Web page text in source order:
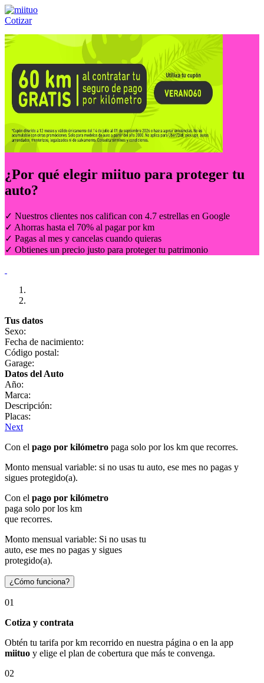
Cotizar
Llámanos al:(55) 84-21-05-00 ó
¿Por qué elegir miituo para proteger tu
auto?
✓ Nuestros clientes nos califican con 4.7 estrellas en Google
✓ Ahorras hasta el 70% al pagar por km
✓ Pagas al mes y cancelas cuando quieras
✓ Obtienes un precio justo para proteger tu patrimonio
Tus datos
Sexo:
Fecha de nacimiento:
Código postal:
Garage:
Datos del Auto
Año:
Marca:
Descripción:
Placas:
Next
Con el pago por kilómetro paga solo por los km que recorres.
Monto mensual variable: si no usas tu auto, ese mes no pagas y
sigues protegido(a).
Con el pago por kilómetro
paga solo por los km
que recorres.
Monto mensual variable: Si no usas tu
auto, ese mes no pagas y sigues
protegido(a).
¿Cómo funciona?
01
Cotiza y contrata
Obtén tu tarifa por km recorrido en nuestra página o en la app
miituo y elige el plan de cobertura que más te convenga.
02